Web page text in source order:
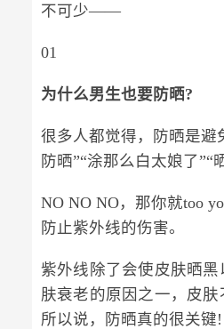
不可少——
01
为什么男生也要防晒?
很多人都觉得，防晒是
防晒”“涂那么白太娘了”“
NO NO NO，那你就too
防止紫外线的伤害。
紫外线除了会使皮肤晒
肤衰老的原因之一，皮肤
所以说，防晒真的很关键!